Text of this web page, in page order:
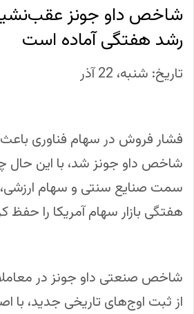
شاخص داو جونز
رشد هفتگی آماده است
تاریخ: شنبه، 22 آذر
فشار فروش در سهام فناوری
شاخص داو جونز شد، با این
سمت صنایع سنتی و سهام
هفتگی بازار سهام آمریکا را حفظ
شاخص صنعتی داو جونز در
از ثبت اوج‌های تاریخی جدید، با